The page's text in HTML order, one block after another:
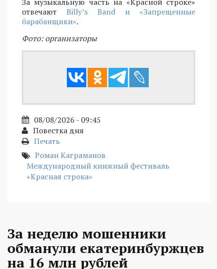
отвечают Billy’s Band и «Запрещенные
барабанщики».
Фото: организаторы
08/08/2026 - 09:45
Повестка дня
Печать
Роман Каграманов
Международный книжный фестиваль
«Красная строка»
За неделю мошенники
обманули екатеринбуржцев
на 16 млн рублей